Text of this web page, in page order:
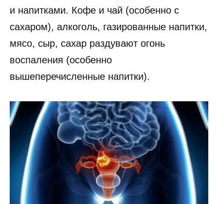
и напитками. Кофе и чай (особенно с
сахаром), алкоголь, газированные напитки,
мясо, сыр, сахар раздувают огонь
воспаления (особенно
вышеперечисленные напитки).